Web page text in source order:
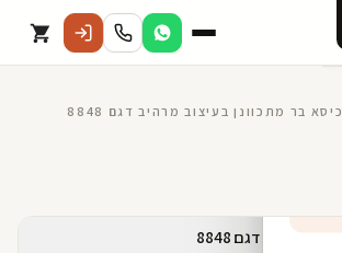
כיסא בר מתכוונן בעיצוב מרהיב דגם 8848